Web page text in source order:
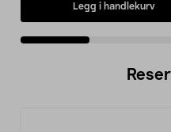
Legg i handlekurv